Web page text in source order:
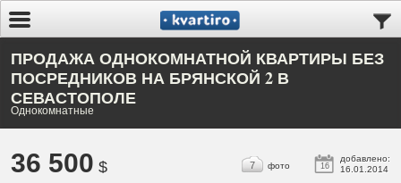
ПРОДАЖА ОДНОКОМНАТНОЙ КВАРТИРЫ БЕЗ
ПОСРЕДНИКОВ НА БРЯНСКОЙ 2 В
СЕВАСТОПОЛЕ
Однокомнатные
36 500 $ 16
добавлено:
16.01.2014
7 фото